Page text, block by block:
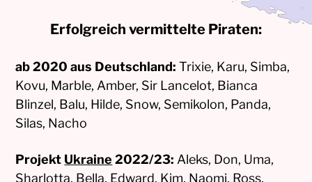
Erfolgreich vermittelte Piraten:
ab 2020 aus Deutschland: Trixie, Karu, Simba,
Kovu, Marble, Amber, Sir Lancelot, Bianca
Blinzel, Balu, Hilde, Snow, Semikolon, Panda,
Silas, Nacho
Projekt Ukraine 2022/23: Aleks, Don, Uma,
Sharlotta, Bella, Edward, Kim, Naomi, Ross,